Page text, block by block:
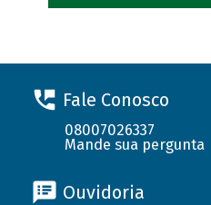
Fale Conosco
08007026337
Mande sua pergunta
Ouvidoria